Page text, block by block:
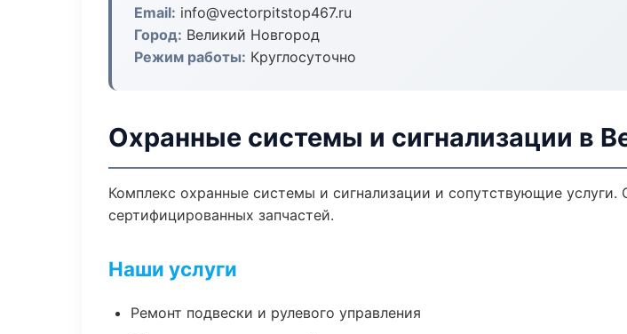
Email: info@vectorpitstop467.ru
Город: Великий Новгород
Режим работы: Круглосуточно
Охранные системы и сигнализации в
Комплекс охранные системы и сигнализации и сопутствующие
сертифицированных запчастей.
Наши услуги
Ремонт подвески и рулевого управления